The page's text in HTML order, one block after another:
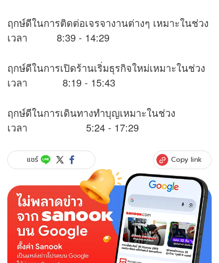
ฤกษ์ดีในการติดต่อเจรจางานต่างๆ เหมาะในช่วง
เวลา 8:39 - 14:29
ฤกษ์ดีในการเปิดร้านเริ่มธุรกิจใหม่เหมาะในช่วง
เวลา 8:19 - 15:43
ฤกษ์ดีในการเดินทางทำบุญเหมาะในช่วง
เวลา 5:24 - 17:29
แชร์ Copy link